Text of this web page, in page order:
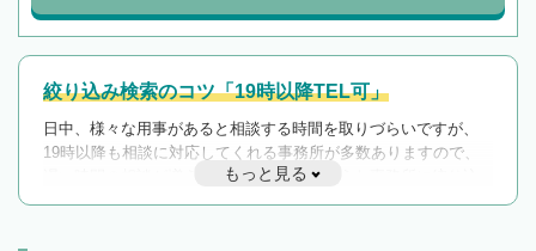
絞り込み検索のコツ「19時以降TEL可」
日中、様々な用事があると相談する時間を取りづらいですが、
19時以降も相談に対応してくれる事務所が多数ありますので、
遅い時間の相談が増えそうな場合はそのような事務所に絞り込
んで検索してみましょう。
もっと見る